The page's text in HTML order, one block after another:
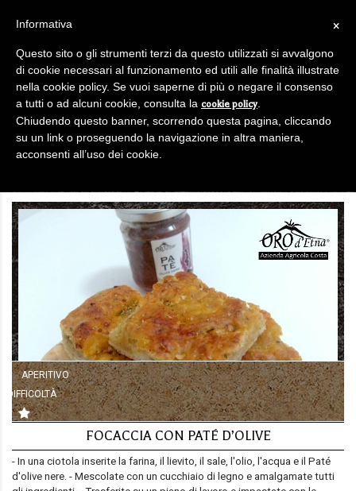
0
APERITIVO
DIFFICOLTÀ
FOCACCIA CON PATÉ D’OLIVE
- In una ciotola inserite la farina, il lievito, il sale, l'olio, l'acqua e il Paté
d'olive nere. - Mescolate con un cucchiaio di legno e amalgamate tutti
×
Informativa
Questo sito o gli strumenti terzi da questo utilizzati si avvalgono
di cookie necessari al funzionamento ed utili alle finalità illustrate
nella cookie policy. Se vuoi saperne di più o negare il consenso
a tutti o ad alcuni cookie, consulta la cookie policy.
Chiudendo questo banner, scorrendo questa pagina, cliccando
su un link o proseguendo la navigazione in altra maniera,
acconsenti all’uso dei cookie.